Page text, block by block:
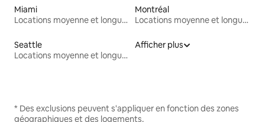
Miami
Locations moyenne et longue durée
Montréal
Locations moyenne et longue durée
Seattle
Locations moyenne et longue durée
Afficher plus
* Des exclusions peuvent s'appliquer en fonction des zones
géographiques et des logements.